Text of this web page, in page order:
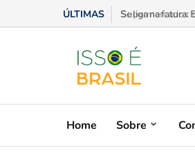
ÚLTIMAS Se liga na fatura:
Home Sobre